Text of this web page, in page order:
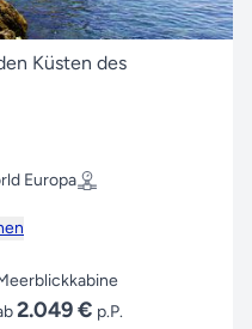
Küsten des
Europa
2.049 € p.P.